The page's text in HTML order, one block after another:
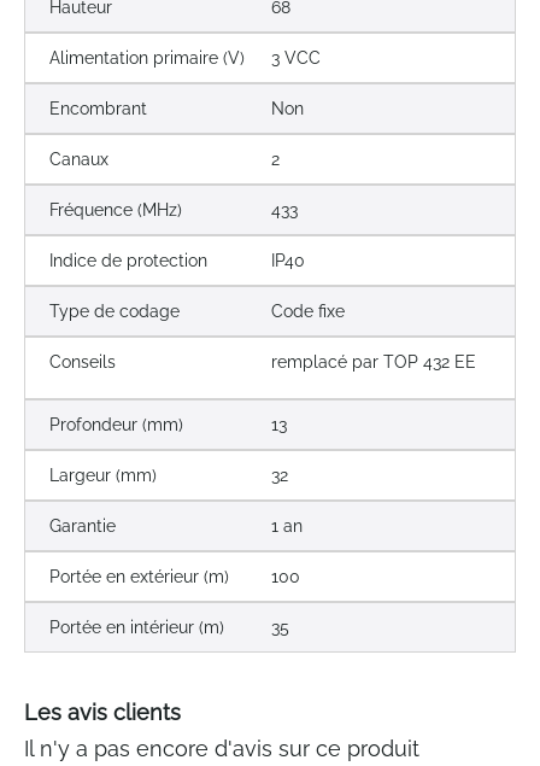
Hauteur 68
Alimentation primaire (V) 3 VCC
Encombrant Non
Canaux 2
Fréquence (MHz) 433
Indice de protection IP40
Type de codage Code fixe
Conseils remplacé par TOP 432 EE
Profondeur (mm) 13
Largeur (mm) 32
Garantie 1 an
Portée en extérieur (m) 100
Portée en intérieur (m) 35
Les avis clients
Il n'y a pas encore d'avis sur ce produit